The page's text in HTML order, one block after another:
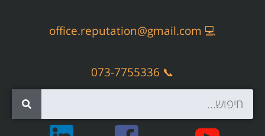
💻
office.reputation@gmail.com
📞 073-7755336